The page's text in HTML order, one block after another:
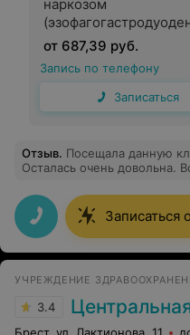
наркозом
я и
от 687,39 руб.
Запись по телефону
Записаться
Отзыв. Посещала данную
Осталась очень довольна.
поблагодарить
(эндоскопист) и его
Процедура ФГДС и
прошла быстро и
Записаться
УЧРЕЖДЕНИЕ
3.4 Центральная